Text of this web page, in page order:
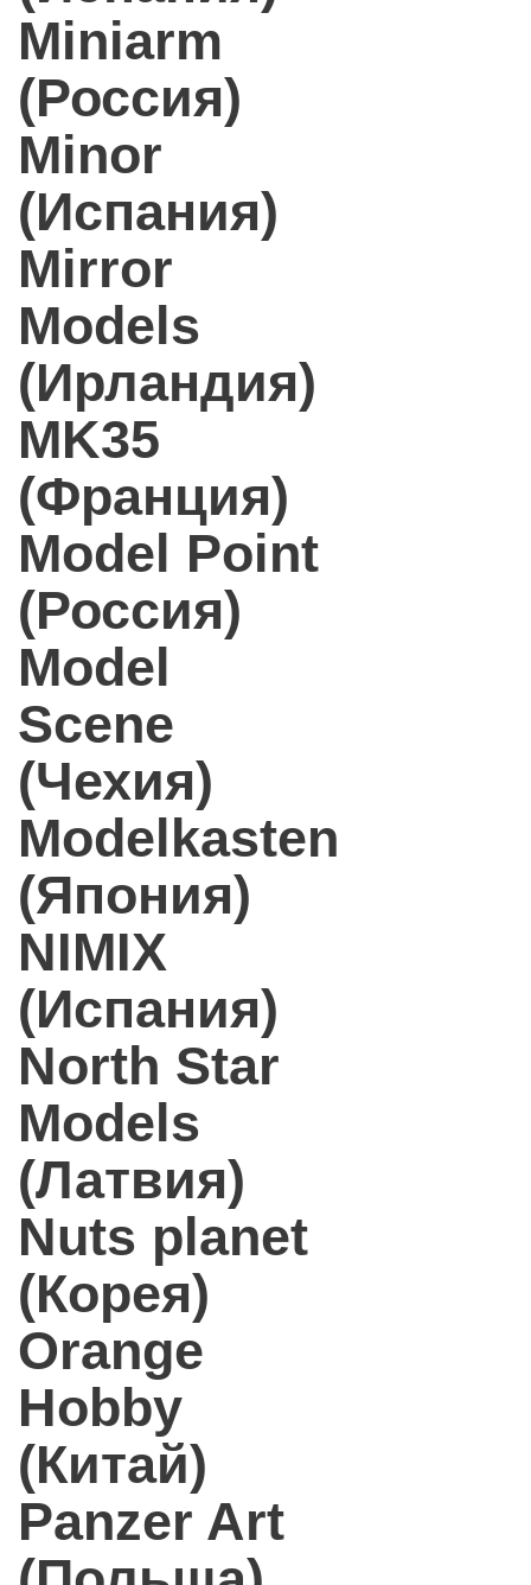
Miniarm
(Россия)
Minor
(Испания)
Mirror
Models
(Ирландия)
MK35
(Франция)
Model Point
(Россия)
Model
Scene
(Чехия)
Modelkasten
(Япония)
NIMIX
(Испания)
North Star
Models
(Латвия)
Nuts planet
(Корея)
Orange
Hobby
(Китай)
Panzer Art